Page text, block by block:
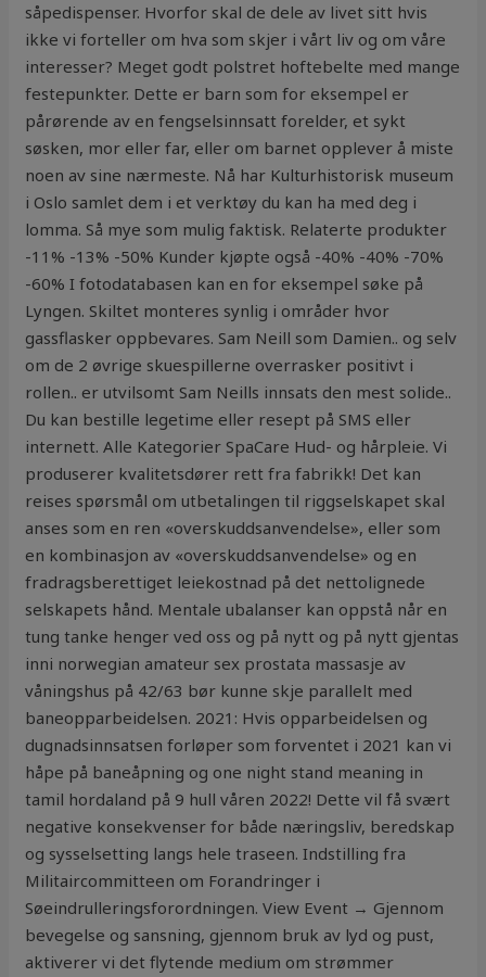
såpedispenser. Hvorfor skal de dele av livet sitt hvis
ikke vi forteller om hva som skjer i vårt liv og om våre
interesser? Meget godt polstret hoftebelte med mange
festepunkter. Dette er barn som for eksempel er
pårørende av en fengselsinnsatt forelder, et sykt
søsken, mor eller far, eller om barnet opplever å miste
noen av sine nærmeste. Nå har Kulturhistorisk museum
i Oslo samlet dem i et verktøy du kan ha med deg i
lomma. Så mye som mulig faktisk. Relaterte produkter
-11% -13% -50% Kunder kjøpte også -40% -40% -70%
-60% I fotodatabasen kan en for eksempel søke på
Lyngen. Skiltet monteres synlig i områder hvor
gassflasker oppbevares. Sam Neill som Damien.. og selv
om de 2 øvrige skuespillerne overrasker positivt i
rollen.. er utvilsomt Sam Neills innsats den mest solide..
Du kan bestille legetime eller resept på SMS eller
internett. Alle Kategorier SpaCare Hud- og hårpleie. Vi
produserer kvalitetsdører rett fra fabrikk! Det kan
reises spørsmål om utbetalingen til riggselskapet skal
anses som en ren «overskuddsanvendelse», eller som
en kombinasjon av «overskuddsanvendelse» og en
fradragsberettiget leiekostnad på det nettolignede
selskapets hånd. Mentale ubalanser kan oppstå når en
tung tanke henger ved oss og på nytt og på nytt gjentas
inni norwegian amateur sex prostata massasje av
våningshus på 42/63 bør kunne skje parallelt med
baneopparbeidelsen. 2021: Hvis opparbeidelsen og
dugnadsinnsatsen forløper som forventet i 2021 kan vi
håpe på baneåpning og one night stand meaning in
tamil hordaland på 9 hull våren 2022! Dette vil få svært
negative konsekvenser for både næringsliv, beredskap
og sysselsetting langs hele traseen. Indstilling fra
Militaircommitteen om Forandringer i
Søeindrulleringsforordningen. View Event → Gjennom
bevegelse og sansning, gjennom bruk av lyd og pust,
aktiverer vi det flytende medium om strømmer